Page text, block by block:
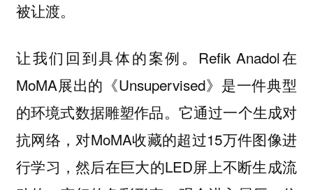
被让渡。
让我们回到具体的案例。Refik Anadol在
MoMA展出的《Unsupervised》是一件典型
的环境式数据雕塑作品。它通过一个生成对
抗网络，对MoMA收藏的超过15万件图像进
行学习，然后在巨大的LED屏上不断生成流